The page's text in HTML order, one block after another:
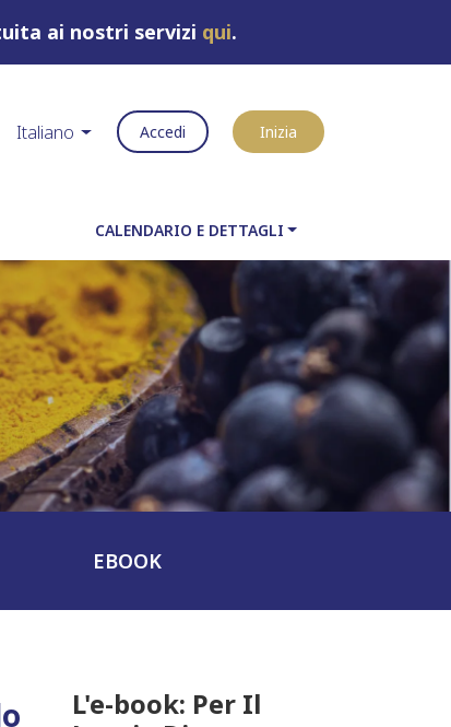
ai nostri servizi qui.
Italiano Accedi Inizia
CALENDARIO E DETTAGLI
EBOOK
L'e-book: Per Il